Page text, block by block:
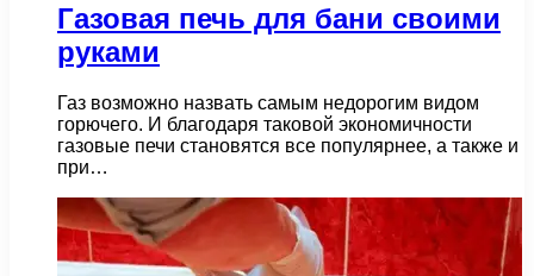
Газовая печь для бани своими
руками
Газ возможно назвать самым недорогим видом
горючего. И благодаря таковой экономичности
газовые печи становятся все популярнее, а также и
при…